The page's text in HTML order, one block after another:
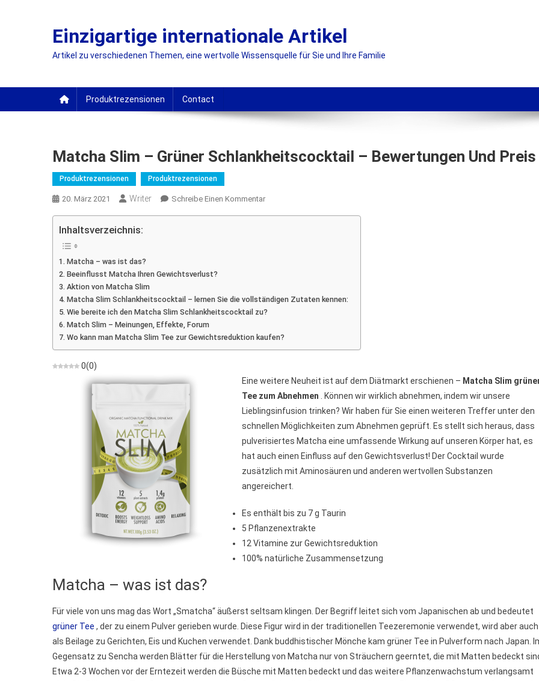
Einzigartige internationale Artikel
Artikel zu verschiedenen Themen, eine wertvolle Wissensquelle für Sie und Ihre Familie
Produktrezensionen Contact
Matcha Slim – Grüner Schlankheitscocktail – Bewertungen Und Preis
Produktrezensionen Produktrezensionen
20. März 2021 Writer Schreibe Einen KommentarOn
Bewertungen
Und
Inhaltsverzeichnis:
Matcha – was ist das?
Beeinflusst Matcha Ihren Gewichtsverlust?
Aktion von Matcha Slim
Matcha Slim Schlankheitscocktail – lernen Sie die vollständigen Zutaten kennen:
Wie bereite ich den Matcha Slim Schlankheitscocktail zu?
Match Slim – Meinungen, Effekte, Forum
Wo kann man Matcha Slim Tee zur Gewichtsreduktion kaufen?
0(0)
Eine weitere Neuheit ist auf dem Diätmarkt erschienen – Matcha Slim
Tee zum Abnehmen . Können wir wirklich abnehmen, indem wir unsere
Lieblingsinfusion trinken? Wir haben für Sie einen weiteren Treffer unter den
schnellen Möglichkeiten zum Abnehmen geprüft. Es stellt sich heraus, dass
pulverisiertes Matcha eine umfassende Wirkung auf unseren Körper hat, es
hat auch einen Einfluss auf den Gewichtsverlust! Der Cocktail wurde
zusätzlich mit Aminosäuren und anderen wertvollen Substanzen
angereichert.
Es enthält bis zu 7 g Taurin
5 Pflanzenextrakte
12 Vitamine zur Gewichtsreduktion
100% natürliche Zusammensetzung
Matcha – was ist das?
Für viele von uns mag das Wort „Smatcha“ äußerst seltsam klingen. Der Begriff leitet sich vom Japanischen ab und bedeutet
grüner Tee , der zu einem Pulver gerieben wurde. Diese Figur wird in der traditionellen Teezeremonie verwendet, wird aber auch
als Beilage zu Gerichten, Eis und Kuchen verwendet. Dank buddhistischer Mönche kam grüner Tee in Pulverform nach Japan.
Gegensatz zu Sencha werden Blätter für die Herstellung von Matcha nur von Sträuchern geerntet, die mit Matten bedeckt
Etwa 2-3 Wochen vor der Erntezeit werden die Büsche mit Matten bedeckt und das weitere Pflanzenwachstum verlangsamt